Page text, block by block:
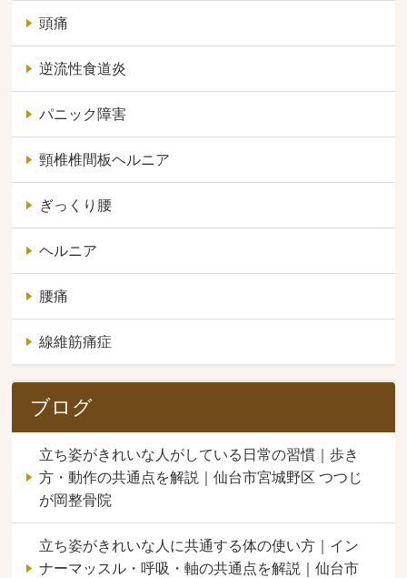
頭痛
逆流性食道炎
パニック障害
頸椎椎間板ヘルニア
ぎっくり腰
ヘルニア
腰痛
線維筋痛症
ブログ
立ち姿がきれいな人がしている日常の習慣｜歩き
方・動作の共通点を解説｜仙台市宮城野区 つつじ
が岡整骨院
立ち姿がきれいな人に共通する体の使い方｜イン
ナーマッスル・呼吸・軸の共通点を解説｜仙台市